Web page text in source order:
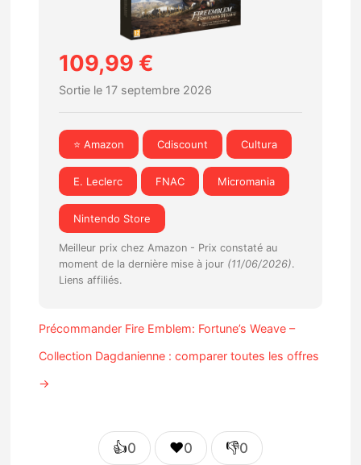
109,99 €
Sortie le 17 septembre 2026
⭐ Amazon Cdiscount Cultura
E. Leclerc FNAC Micromania
Nintendo Store
Meilleur prix chez Amazon - Prix constaté au
moment de la dernière mise à jour (11/06/2026).
Liens affiliés.
Précommander Fire Emblem: Fortune’s Weave –
Collection Dagdanienne : comparer toutes les offres
→
👍0 ❤️0 👎0